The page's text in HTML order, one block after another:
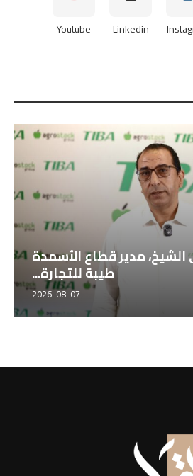
Linkedin
Youtube
، مدير التصدير بشركة
أجروستوك الإسبانية...
2026-08-07